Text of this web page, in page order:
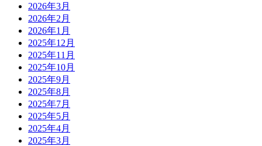
2026年3月
2026年2月
2026年1月
2025年12月
2025年11月
2025年10月
2025年9月
2025年8月
2025年7月
2025年5月
2025年4月
2025年3月